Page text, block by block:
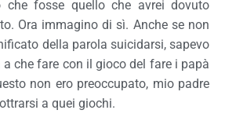
che fosse quello che avrei dovuto
Ora immagino di sì. Anche se non
della parola suicidarsi, sapevo
che fare con il gioco del fare i papà
non ero preoccupato, mio padre
a quei giochi.